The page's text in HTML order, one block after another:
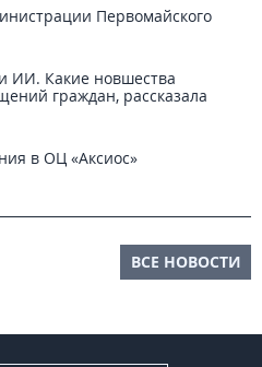
Первомайского
ИИ. Какие новшества
граждан, рассказала
в ОЦ «Аксиос»
ВСЕ НОВОСТИ